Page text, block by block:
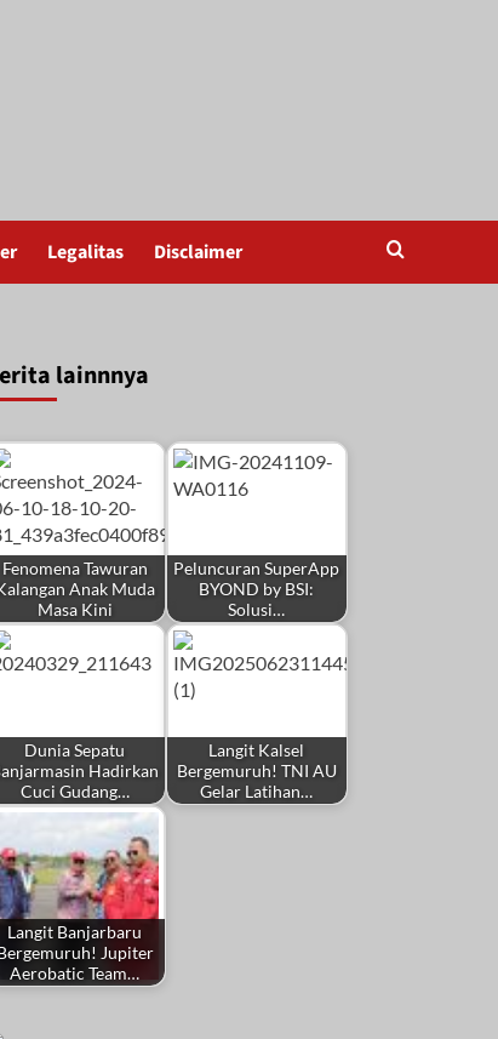
Legalitas Disclaimer
lainnnya
Fenomena Tawuran
Anak Muda
Masa Kini
Peluncuran SuperApp
BYOND by BSI:
Solusi…
Dunia Sepatu
Hadirkan
Cuci Gudang…
Langit Kalsel
Bergemuruh! TNI AU
Gelar Latihan…
Langit Banjarbaru
Jupiter
Aerobatic Team…